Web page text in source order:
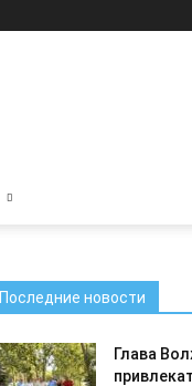
Последние новости
Глава